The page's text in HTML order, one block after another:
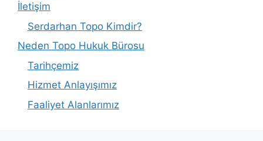
İletişim
Serdarhan Topo Kimdir?
Neden Topo Hukuk Bürosu
Tarihçemiz
Hizmet Anlayışımız
Faaliyet Alanlarımız